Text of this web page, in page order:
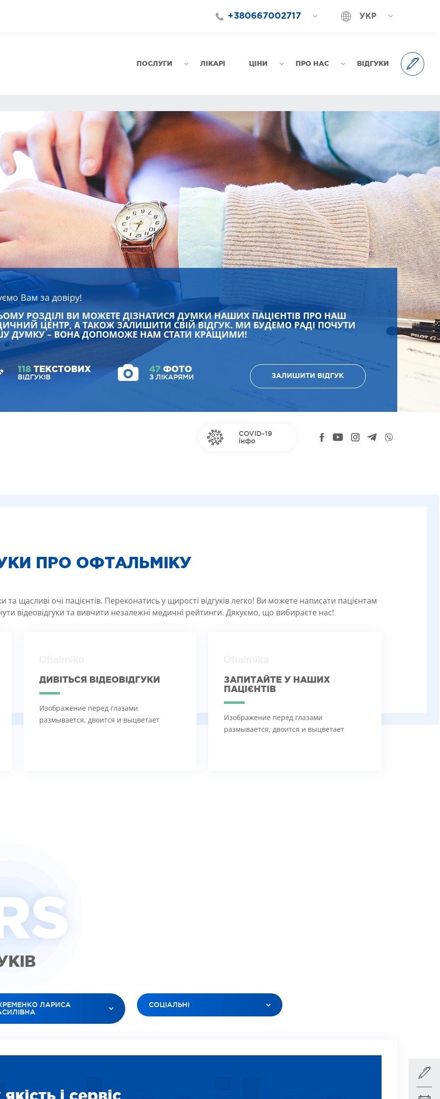
+380667002717 УКР
ПОСЛУГИ ЛІКАРІ ЦІНИ ПРО НАС ВІДГУКИ
Вам за довіру!
РОЗДІЛІ ВИ МОЖЕТЕ ДІЗНАТИСЯ ДУМКИ НАШИХ ПАЦІЄНТІВ ПРО НАШ
ЦЕНТР, А ТАКОЖ ЗАЛИШИТИ СВІЙ ВІДГУК. МИ БУДЕМО РАДІ ПОЧУТИ
ДУМКУ – ВОНА ДОПОМОЖЕ НАМ СТАТИ КРАЩИМИ!
118ТЕКСТОВИХ
ВІДГУКІВ
47 ФОТО
З ЛІКАРЯМИ ЗАЛИШИТИ ВІДГУК
COVID-19
інфо
ПРО ОФТАЛЬМІКУ
щасливі очі пацієнтів. Переконатись у щирості відгуків легко! Ви можете написати пацієнтам
відеовідгуки та вивчити незалежні медичні рейтинги. Дякуємо, що вибираєте нас!
ДИВІТЬСЯ ВІДЕОВІДГУКИ
Изображение перед глазами
размывается, двоится и выцветает
ЗАПИТАЙТЕ У НАШИХ
ПАЦІЄНТІВ
Изображение перед глазами
размывается, двоится и выцветает
S
ЛАРИСА
СОЦІАЛЬНІ
і сервіс